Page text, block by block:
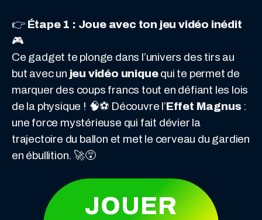
👉 Étape 1 : Joue avec ton jeu vidéo inédit
🎮
Ce gadget te plonge dans l’univers des tirs au
but avec un jeu vidéo uniquequi te permet de
marquer des coups francs tout en défiant les lois
de la physique ! 🧠⚽ Découvre l’Effet Magnus:
une force mystérieuse qui fait dévier la
trajectoire du ballon et met le cerveau du gardien
en ébullition. 🚀😵
JOUER